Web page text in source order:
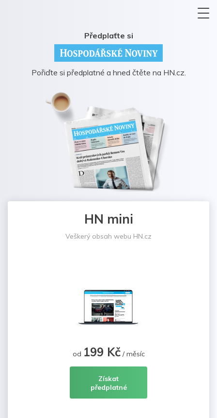
Předplaťte si
Pořiďte si předplatné a hned čtěte na HN.cz.
HN mini
Veškerý obsah webu HN.cz
od 199 Kč/ měsíc
Získat
předplatné